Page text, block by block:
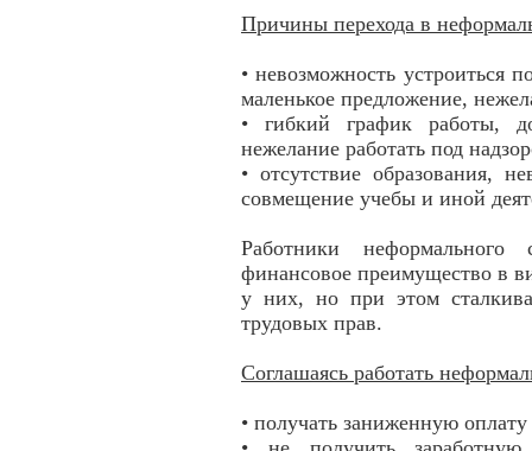
Причины перехода в
• невозможность устроиться
маленькое предложение,
• гибкий график работы,
нежелание работать под
• отсутствие образования,
совмещение учебы и иной
Работники
финансовое преимущество в
у них, но при этом
трудовых прав.
Соглашаясь работать
• получать заниженную